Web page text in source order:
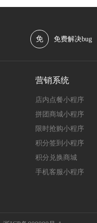
免 免费解决bug
营销系统
店内点餐小程序
拼团商城小程序
限时抢购小程序
积分签到小程序
积分兑换商城
手机客服小程序